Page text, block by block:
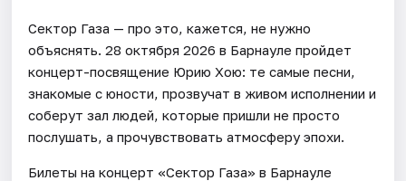
Сектор Газа — про это, кажется, не нужно
объяснять. 28 октября 2026 в Барнауле пройдет
концерт-посвящение Юрию Хою: те самые песни,
знакомые с юности, прозвучат в живом исполнении и
соберут зал людей, которые пришли не просто
послушать, а прочувствовать атмосферу эпохи.
Билеты на концерт «Сектор Газа» в Барнауле